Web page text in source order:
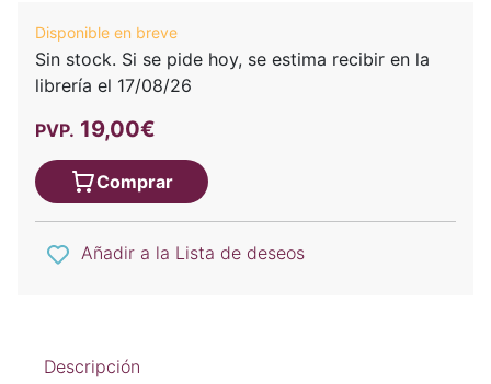
Disponible en breve
Sin stock. Si se pide hoy, se estima recibir en la
librería el 17/08/26
PVP. 19,00€
Comprar
Añadir a la Lista de deseos
Descripción